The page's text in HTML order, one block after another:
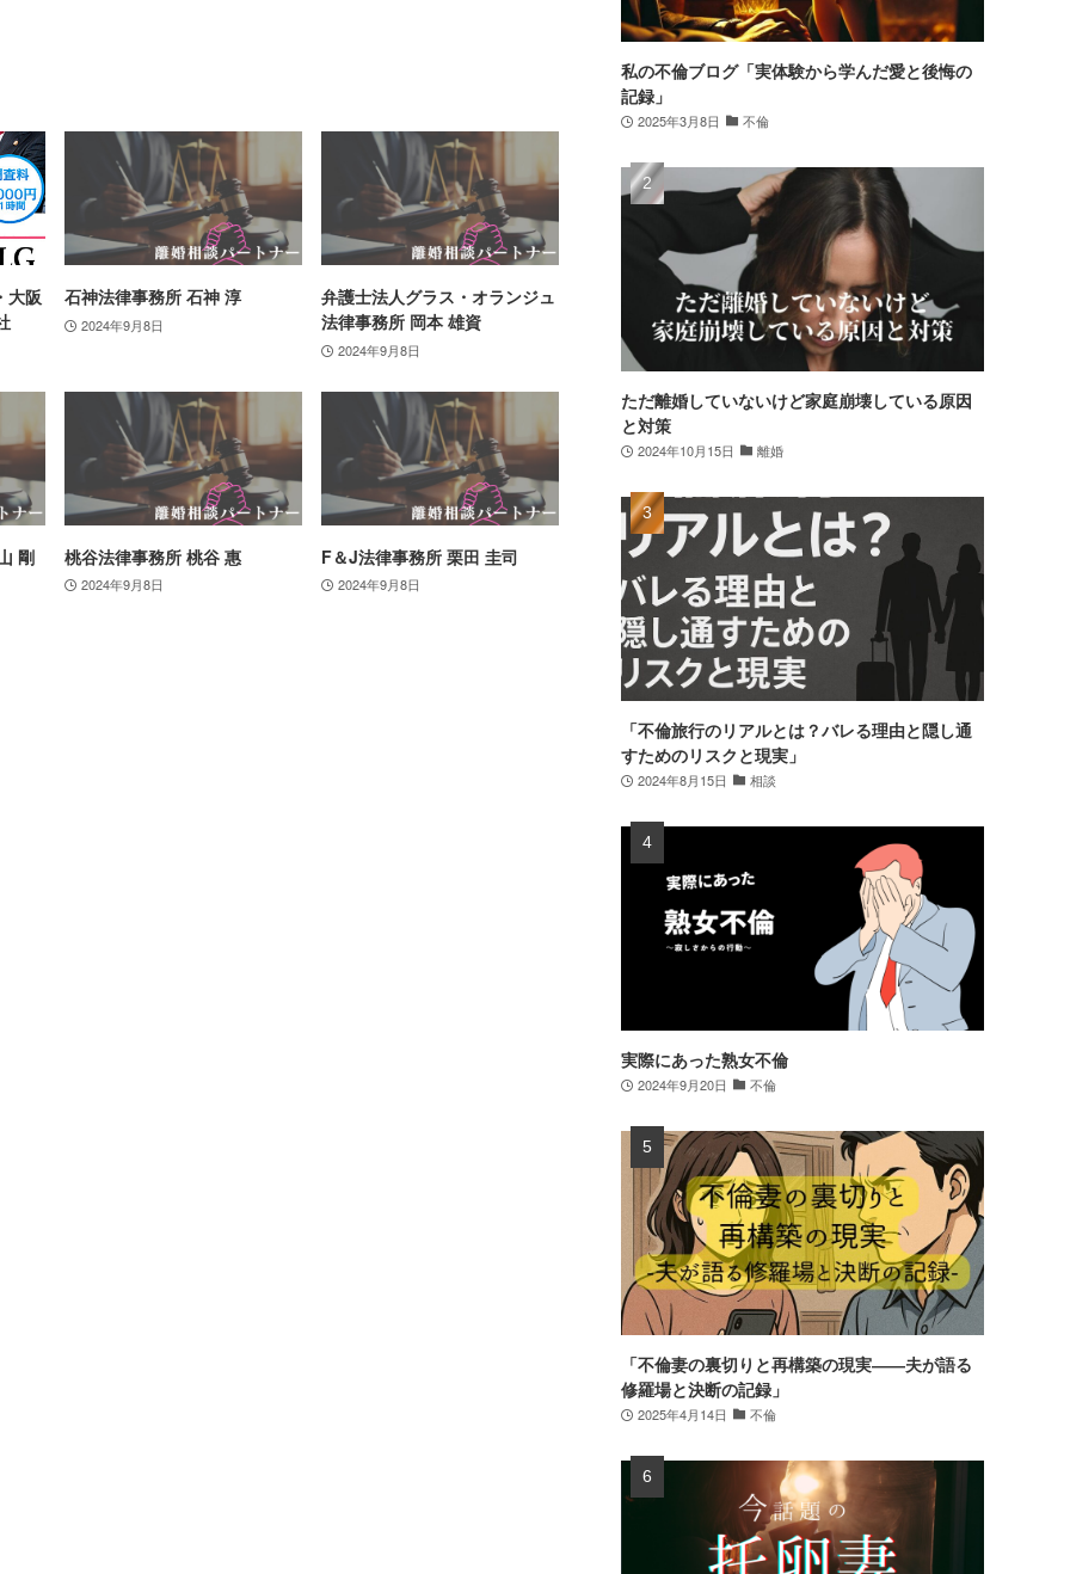
大阪
石神法律事務所 石神 淳
2024年9月8日
弁護士法人グラス・オランジュ
法律事務所 岡本 雄資
2024年9月8日
剛 桃谷法律事務所 桃谷 惠
2024年9月8日
F＆J法律事務所 栗田 圭司
2024年9月8日
私の不倫ブログ「実体験から学んだ愛と後悔の
記録」
2025年3月8日 不倫
ただ離婚していないけど家庭崩壊している原因
と対策
2024年10月15日 離婚
「不倫旅行のリアルとは？バレる理由と隠し通
すためのリスクと現実」
2024年8月15日 相談
実際にあった熟女不倫
2024年9月20日 不倫
「不倫妻の裏切りと再構築の現実――夫が語る
修羅場と決断の記録」
2025年4月14日 不倫